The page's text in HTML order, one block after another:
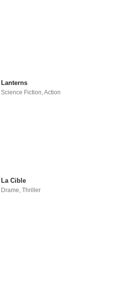
Lanterns
Science Fiction,Action
La Cible
Drame ,Thriller